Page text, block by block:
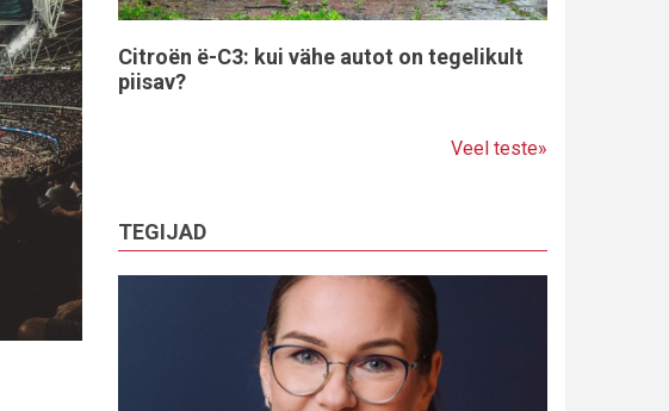
Citroën ë-C3: kui vähe autot on tegelikult
piisav?
Veel teste»
TEGIJAD